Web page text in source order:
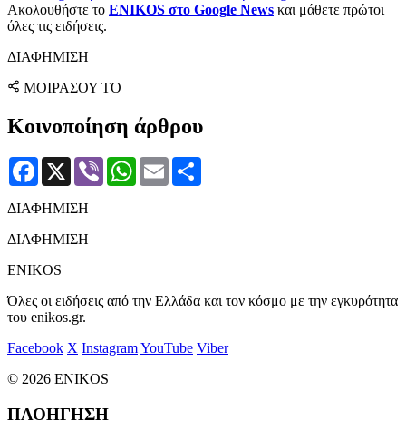
Ακολουθήστε το ENIKOS στο Google News και μάθετε πρώτοι
όλες τις ειδήσεις.
ΔΙΑΦΗΜΙΣΗ
ΜΟΙΡΑΣΟΥ ΤΟ
Κοινοποίηση άρθρου
Facebook
X Viber WhatsApp
Email
ΔΙΑΦΗΜΙΣΗ
ΔΙΑΦΗΜΙΣΗ
ENIKOS
Όλες οι ειδήσεις από την Ελλάδα και τον κόσμο με την εγκυρότητα
του enikos.gr.
Facebook X InstagramYouTube Viber
© 2026 ENIKOS
ΠΛΟΗΓΗΣΗ